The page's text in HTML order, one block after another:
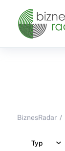
BiznesRadar
Typ